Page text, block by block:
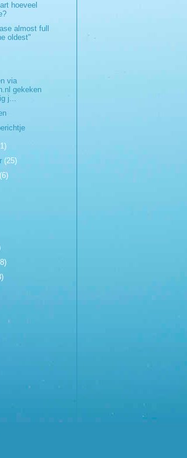
hoeveel
almost full
oldest"
via
gekeken
j...
(25)
(6)